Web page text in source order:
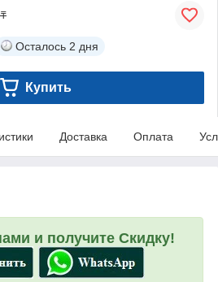
Осталось 2 дня
Купить
Доставка Оплата
и получите Скидку!